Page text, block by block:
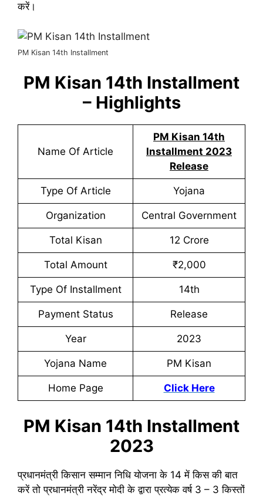
करें।
PM Kisan 14th Installment
PM Kisan 14th Installment
– Highlights
Name Of Article
PM Kisan 14th
Installment 2023
Release
Type Of Article Yojana
Organization Central Government
Total Kisan 12 Crore
Total Amount ₹2,000
Type Of Installment 14th
Payment Status Release
Year 2023
Yojana Name PM Kisan
Home Page Click Here
PM Kisan 14th Installment
2023
प्रधानमंत्री किसान सम्मान निधि योजना के 14 में किस की बात
करें तो प्रधानमंत्री नरेंद्र मोदी के द्वारा प्रत्येक वर्ष 3 – 3 किस्तों